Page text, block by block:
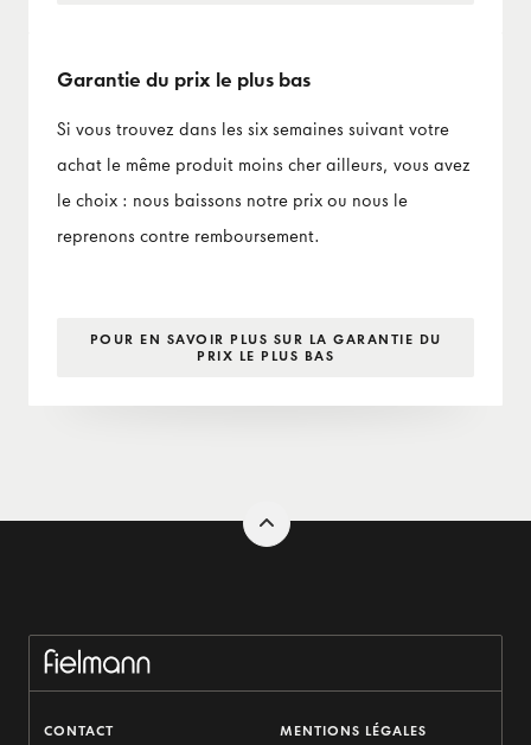
Garantie du prix le plus bas
Si vous trouvez dans les six semaines suivant votre
achat le même produit moins cher ailleurs, vous avez
le choix : nous baissons notre prix ou nous le
reprenons contre remboursement.
POUR EN SAVOIR PLUS SUR LA GARANTIE DU
PRIX LE PLUS BAS
CONTACT MENTIONS LÉGALES